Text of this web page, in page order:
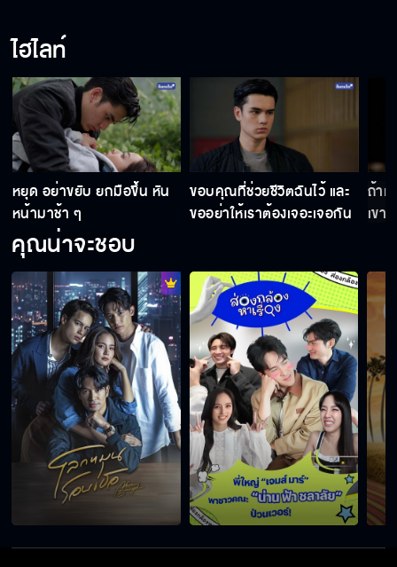
ไฮไลท์
หยุด อย่าขยับ ยกมือขึ้น หัน
หน้ามาช้า ๆ
ขอบคุณที่ช่วยชีวิตฉันไว้ และ
ขออย่าให้เราต้องเจอะเจอกัน
ถ้าเ
เขา
คุณน่าจะชอบ